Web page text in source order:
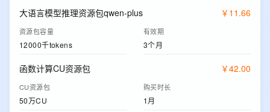
大语言模型推理资源包qwen-plus ￥ 11 .66
资源包容量
12000千tokens
有效期
3个月
函数计算CU资源包 ￥42.00
CU资源包
50万CU
购买时长
1月